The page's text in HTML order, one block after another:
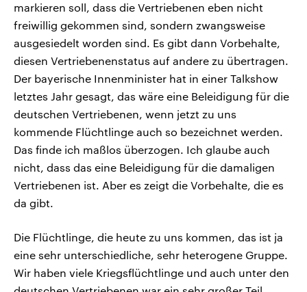
markieren soll, dass die Vertriebenen eben nicht
freiwillig gekommen sind, sondern zwangsweise
ausgesiedelt worden sind. Es gibt dann Vorbehalte,
diesen Vertriebenenstatus auf andere zu übertragen.
Der bayerische Innenminister hat in einer Talkshow
letztes Jahr gesagt, das wäre eine Beleidigung für die
deutschen Vertriebenen, wenn jetzt zu uns
kommende Flüchtlinge auch so bezeichnet werden.
Das finde ich maßlos überzogen. Ich glaube auch
nicht, dass das eine Beleidigung für die damaligen
Vertriebenen ist. Aber es zeigt die Vorbehalte, die es
da gibt.
Die Flüchtlinge, die heute zu uns kommen, das ist ja
eine sehr unterschiedliche, sehr heterogene Gruppe.
Wir haben viele Kriegsflüchtlinge und auch unter den